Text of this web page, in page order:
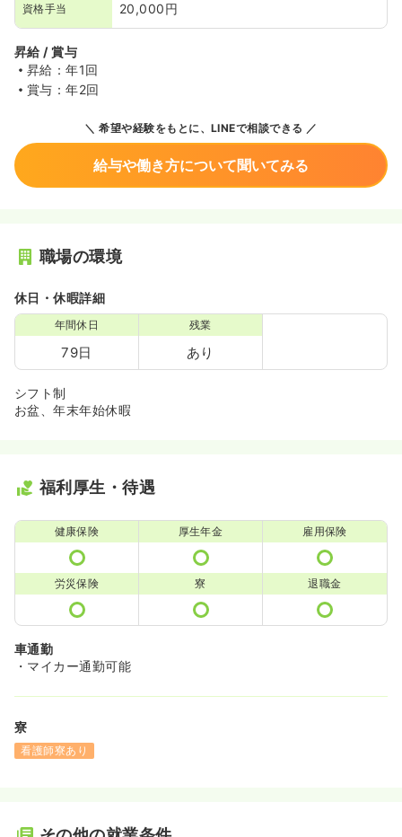
資格手当 20,000円
昇給 / 賞与
昇給：年1回
賞与：年2回
希望や経験をもとに、LINEで相談できる
給与や働き方について聞いてみる
職場の環境
休日・休暇詳細
年間休日
79日
残業
あり
シフト制
お盆、年末年始休暇
福利厚生・待遇
健康保険 厚生年金 雇用保険
労災保険 寮 退職金
車通勤
・マイカー通勤可能
寮
看護師寮あり